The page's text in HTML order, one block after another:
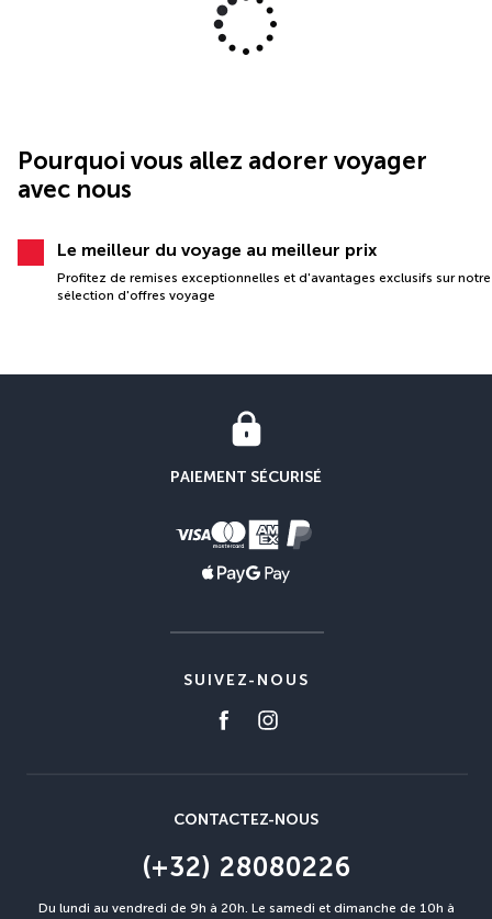
Pourquoi vous allez adorer voyager
avec nous
Le meilleur du voyage au meilleur prix
Profitez de remises exceptionnelles et d'avantages exclusifs sur notre
sélection d'offres voyage
PAIEMENT SÉCURISÉ
SUIVEZ-NOUS
CONTACTEZ-NOUS
(+32) 28080226
Du lundi au vendredi de 9h à 20h. Le samedi et dimanche de 10h à